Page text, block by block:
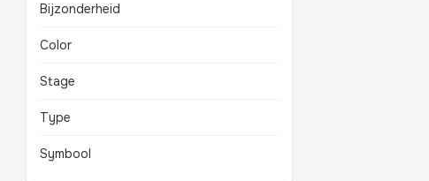
Bijzonderheid
Color
Stage
Type
Symbool